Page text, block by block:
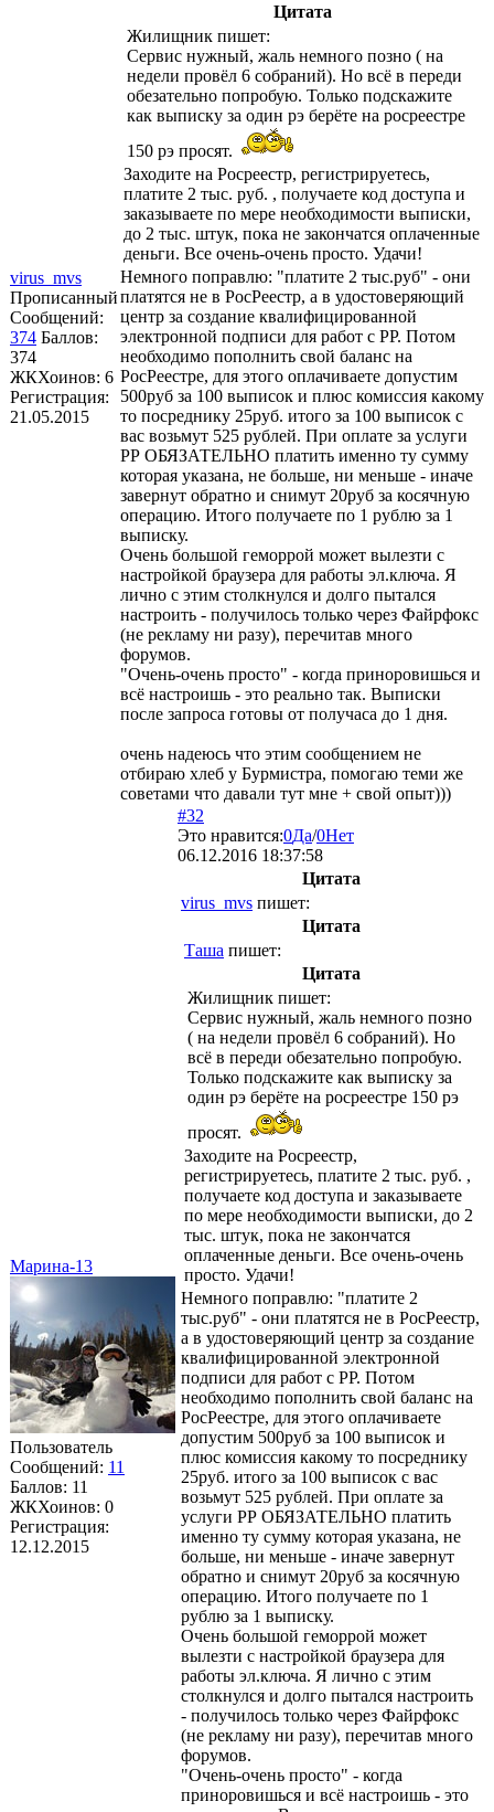
virus_mvs
Прописанный
Сообщений:
374 Баллов:
374
ЖКХоинов: 6
Регистрация:
21.05.2015
Цитата
Жилищник пишет:
Сервис нужный, жаль немного позно ( на
недели провёл 6 собраний). Но всё в переди
обезательно попробую. Только подскажите
как выписку за один рэ берёте на росреестре
150 рэ просят.
Заходите на Росреестр, регистрируетесь,
платите 2 тыс. руб. , получаете код доступа и
заказываете по мере необходимости выписки,
до 2 тыс. штук, пока не закончатся оплаченные
деньги. Все очень-очень просто. Удачи!
Немного поправлю: "платите 2 тыс.руб" - они
платятся не в РосРеестр, а в удостоверяющий
центр за создание квалифицированной
электронной подписи для работ с РР. Потом
необходимо пополнить свой баланс на
РосРеестре, для этого оплачиваете допустим
500руб за 100 выписок и плюс комиссия какому
то посреднику 25руб. итого за 100 выписок с
вас возьмут 525 рублей. При оплате за услуги
РР ОБЯЗАТЕЛЬНО платить именно ту сумму
которая указана, не больше, ни меньше - иначе
завернут обратно и снимут 20руб за косячную
операцию. Итого получаете по 1 рублю за 1
выписку.
Очень большой геморрой может вылезти с
настройкой браузера для работы эл.ключа. Я
лично с этим столкнулся и долго пытался
настроить - получилось только через Файрфокс
(не рекламу ни разу), перечитав много
форумов.
"Очень-очень просто" - когда приноровишься и
всё настроишь - это реально так. Выписки
после запроса готовы от получаса до 1 дня.
очень надеюсь что этим сообщением не
отбираю хлеб у Бурмистра, помогаю теми же
советами что давали тут мне + свой опыт)))
Марина-13
Пользователь
Сообщений: 11
Баллов: 11
ЖКХоинов: 0
Регистрация:
12.12.2015
#32
Это нравится:0Да/0Нет
06.12.2016 18:37:58
Цитата
virus_mvs пишет:
Цитата
Таша пишет:
Цитата
Жилищник пишет:
Сервис нужный, жаль немного позно
( на недели провёл 6 собраний). Но
всё в переди обезательно попробую.
Только подскажите как выписку за
один рэ берёте на росреестре 150 рэ
просят.
Заходите на Росреестр,
регистрируетесь, платите 2 тыс. руб. ,
получаете код доступа и заказываете
по мере необходимости выписки, до 2
тыс. штук, пока не закончатся
оплаченные деньги. Все очень-очень
просто. Удачи!
Немного поправлю: "платите 2
тыс.руб" - они платятся не в РосРеестр,
а в удостоверяющий центр за создание
квалифицированной электронной
подписи для работ с РР. Потом
необходимо пополнить свой баланс на
РосРеестре, для этого оплачиваете
допустим 500руб за 100 выписок и
плюс комиссия какому то посреднику
25руб. итого за 100 выписок с вас
возьмут 525 рублей. При оплате за
услуги РР ОБЯЗАТЕЛЬНО платить
именно ту сумму которая указана, не
больше, ни меньше - иначе завернут
обратно и снимут 20руб за косячную
операцию. Итого получаете по 1
рублю за 1 выписку.
Очень большой геморрой может
вылезти с настройкой браузера для
работы эл.ключа. Я лично с этим
столкнулся и долго пытался настроить
- получилось только через Файрфокс
(не рекламу ни разу), перечитав много
форумов.
"Очень-очень просто" - когда
приноровишься и всё настроишь - это